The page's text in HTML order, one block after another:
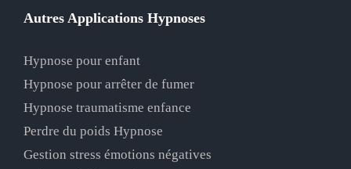
Autres Applications Hypnoses
Hypnose pour enfant
Hypnose pour arrêter de fumer
Hypnose traumatisme enfance
Perdre du poids Hypnose
Gestion stress émotions négatives